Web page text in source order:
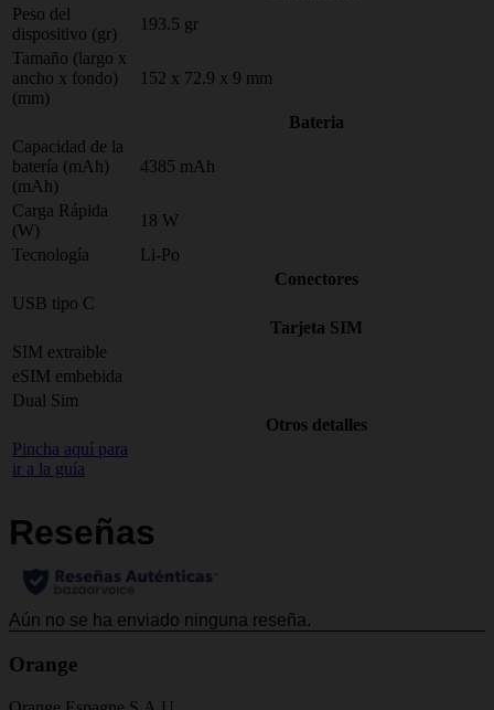
Peso del
dispositivo (gr)
193.5 gr
Tamaño (largo x
ancho x fondo)
(mm)
152 x 72.9 x 9 mm
Bateria
Capacidad de la
batería (mAh)
(mAh)
4385 mAh
Carga Rápida
(W)
18 W
Tecnología
Li-Po
Conectores
USB tipo C
Tarjeta SIM
SIM extraible
eSIM embebida
Dual Sim
Otros detalles
Pincha aquí para
ir a la guía
Orange